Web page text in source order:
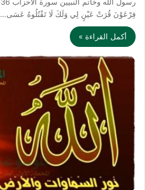
فِرْعَوْنَ قُرَتْ عَيْنٍ لِي وَلَكَ لَا تَقْتُلُوهُ عَسَى…
أكمل القراءة »